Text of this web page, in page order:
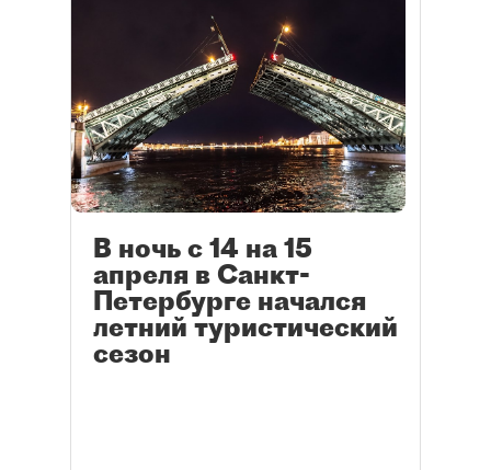
В ночь с 14 на 15
апреля в Санкт-
Петербурге начался
летний туристический
сезон